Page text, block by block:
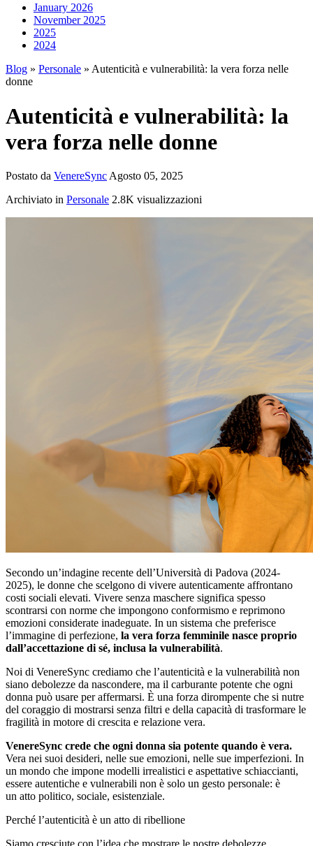
January 2026
November 2025
2025
2024
Blog » Personale » Autenticità e vulnerabilità: la vera forza nelle
donne
Autenticità e vulnerabilità: la
vera forza nelle donne
Postato da VenereSync Agosto 05, 2025
Archiviato in Personale 2.8K visualizzazioni
Secondo un’indagine recente dell’Università di Padova (2024-
2025), le donne che scelgono di vivere autenticamente affrontano
costi sociali elevati. Vivere senza maschere significa spesso
scontrarsi con norme che impongono conformismo e reprimono
emozioni considerate inadeguate. In un sistema che preferisce
l’immagine di perfezione, la vera forza femminile nasce proprio
dall’accettazione di sé, inclusa la vulnerabilità.
Noi di VenereSync crediamo che l’autenticità e la vulnerabilità non
siano debolezze da nascondere, ma il carburante potente che ogni
donna può usare per affermarsi. È una forza dirompente che si nutre
del coraggio di mostrarsi senza filtri e della capacità di trasformare le
fragilità in motore di crescita e relazione vera.
VenereSync crede che ogni donna sia potente quando è vera.
Vera nei suoi desideri, nelle sue emozioni, nelle sue imperfezioni. In
un mondo che impone modelli irrealistici e aspettative schiaccianti,
essere autentiche e vulnerabili non è solo un gesto personale: è
un atto politico, sociale, esistenziale.
Perché l’autenticità è un atto di ribellione